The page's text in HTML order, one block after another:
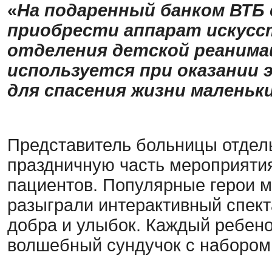
«На подаренный банком
приобрести аппарат
отделения детской
используется при
для спасения жизни
Представитель больницы
праздничную часть
пациентов. Популярные герои
разыграли интерактивный
добра и улыбок. Каждый
волшебный сундучок с